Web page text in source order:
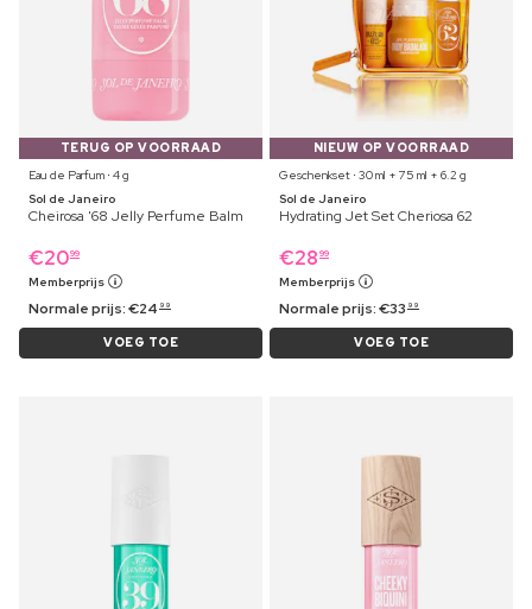
TERUG OP VOORRAAD
Eau de Parfum ⋅ 4 g
Sol de Janeiro
Cheirosa '68 Jelly Perfume Balm
€2099
Memberprijs
Normale prijs:€24 99
VOEG TOE
NIEUW OP VOORRAAD
Geschenkset ⋅ 30 ml + 75 ml + 6.2 g
Sol de Janeiro
Hydrating Jet Set Cheriosa 62
€28 99
Memberprijs
Normale prijs:€33 99
VOEG TOE